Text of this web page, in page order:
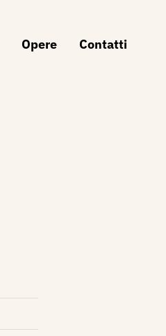
Opere Contatti